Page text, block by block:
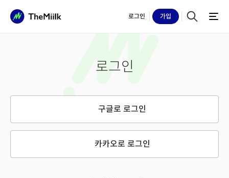
로그인 가입
로그인
구글로 로그인
카카오로 로그인